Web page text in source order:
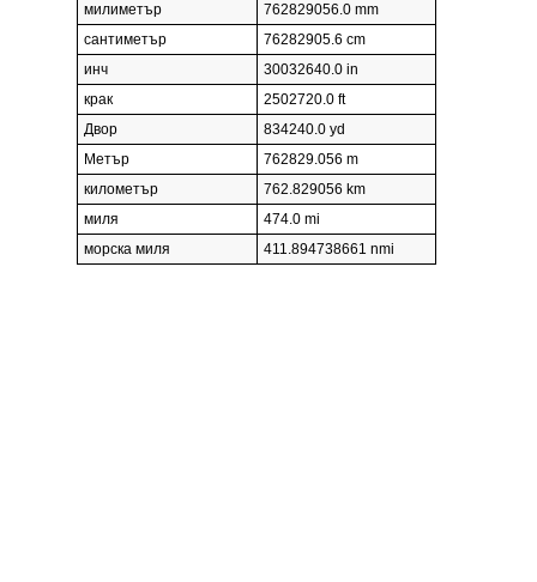
милиметър
762829056.0 mm
сантиметър
76282905.6 cm
инч
30032640.0 in
крак
2502720.0 ft
Двор
834240.0 yd
Метър
762829.056 m
километър
762.829056 km
миля
474.0 mi
морска миля
411.894738661 nmi